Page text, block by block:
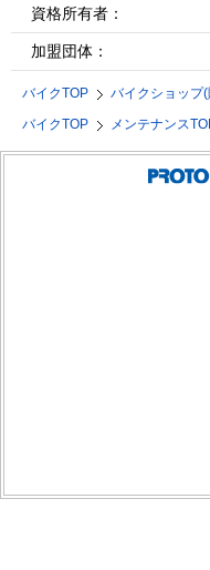
資格所有者：
加盟団体：
バイクTOP バイクショップ
バイクTOP
メンテナンス